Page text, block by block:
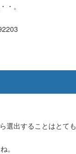
。
選出することはとても
。